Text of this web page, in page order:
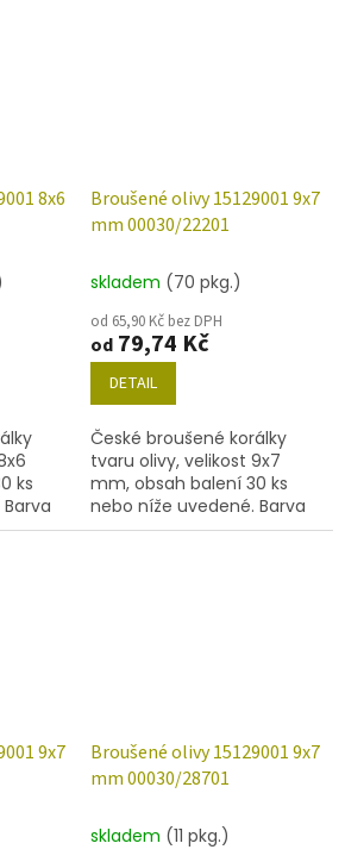
8x6
ks
Broušené olivy 15129001 9x7
mm 00030/22201
skladem (70 pkg.)
od 65,90 Kč bez DPH
od 79,74 Kč
DETAIL
České broušené korálky
tvaru olivy, velikost 9x7
mm, obsah balení 30 ks
nebo níže uvedené. Barva
křišťál s dekorem 22201
9x7
Broušené olivy 15129001 9x7
mm 00030/28701
skladem (11 pkg.)